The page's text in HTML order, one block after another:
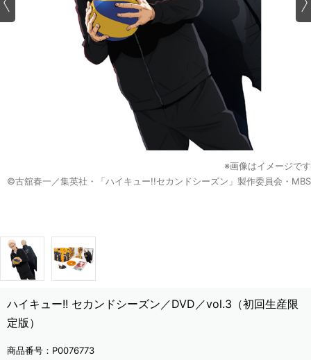
※画像はイメージです
©古舘春一／集英社・「ハイキュー!!セカンドシーズン」製作委員会・MBS
ハイキュー!! セカンドシーズン／DVD／vol.3（初回生産限
定版）
商品番号： P0076773